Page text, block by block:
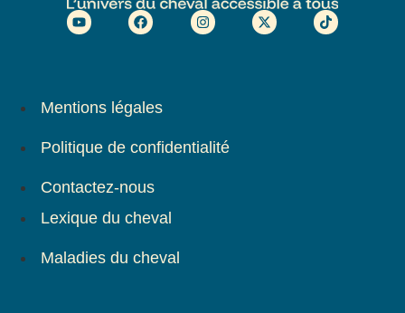
Mentions légales
Politique de confidentialité
Contactez-nous
Lexique du cheval
Maladies du cheval